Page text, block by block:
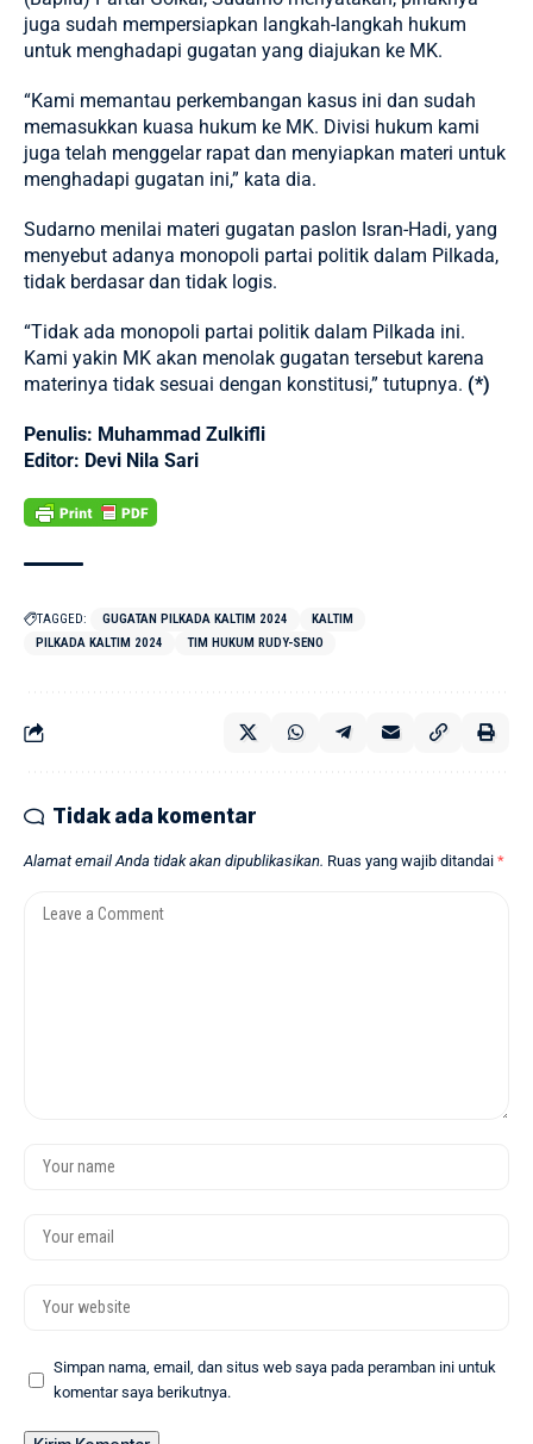
juga sudah mempersiapkan langkah-langkah hukum
untuk menghadapi gugatan yang diajukan ke MK.
“Kami memantau perkembangan kasus ini dan sudah
memasukkan kuasa hukum ke MK. Divisi hukum kami
juga telah menggelar rapat dan menyiapkan materi untuk
menghadapi gugatan ini,” kata dia.
Sudarno menilai materi gugatan paslon Isran-Hadi, yang
menyebut adanya monopoli partai politik dalam Pilkada,
tidak berdasar dan tidak logis.
“Tidak ada monopoli partai politik dalam Pilkada ini.
Kami yakin MK akan menolak gugatan tersebut karena
materinya tidak sesuai dengan konstitusi,” tutupnya. (*)
Penulis: Muhammad Zulkifli
Editor: Devi Nila Sari
TAGGED: GUGATAN PILKADA KALTIM 2024
KALTIM
PILKADA KALTIM 2024
TIM HUKUM RUDY-SENO
Tidak ada komentar
Alamat email Anda tidak akan dipublikasikan. Ruas yang wajib ditandai *
Simpan nama, email, dan situs web saya pada peramban ini untuk
komentar saya berikutnya.